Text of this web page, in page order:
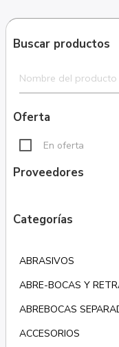
Buscar productos
Oferta
En oferta
Proveedores
Categorías
ABRASIVOS
ABRE-BOCAS Y
ABREBOCAS
ACCESORIOS